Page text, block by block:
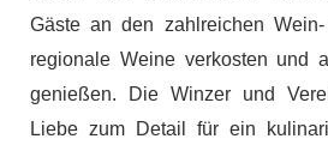
Gäste an den zahlreichen
regionale Weine verkosten und
genießen. Die Winzer und
Liebe zum Detail für ein